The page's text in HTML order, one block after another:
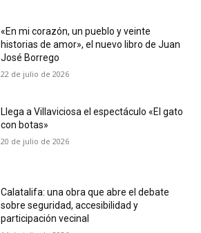
«En mi corazón, un pueblo y veinte
historias de amor», el nuevo libro de Juan
José Borrego
22 de julio de 2026
Llega a Villaviciosa el espectáculo «El gato
con botas»
20 de julio de 2026
Calatalifa: una obra que abre el debate
sobre seguridad, accesibilidad y
participación vecinal